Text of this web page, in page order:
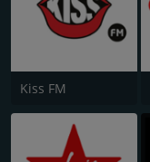
Kiss FM